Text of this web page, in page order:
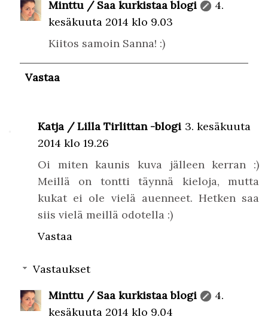
Minttu / Saa kurkistaa blogi
4.
kesäkuuta 2014 klo 9.03
Kiitos samoin Sanna! :)
Vastaa
Katja / Lilla Tirlittan -blogi 3. kesäkuuta
2014 klo 19.26
Oi miten kaunis kuva jälleen kerran :)
Meillä on tontti täynnä kieloja, mutta
kukat ei ole vielä auenneet. Hetken saa
siis vielä meillä odotella :)
Vastaa
Vastaukset
Minttu / Saa kurkistaa blogi
4.
kesäkuuta 2014 klo 9.04